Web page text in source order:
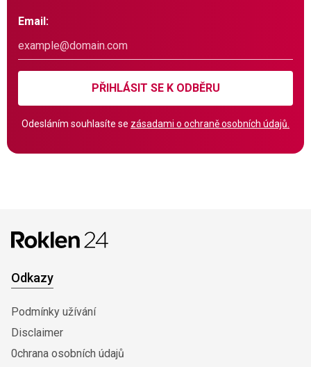
Email:
PŘIHLÁSIT SE K ODBĚRU
Odesláním souhlasíte se zásadami o ochraně osobních údajů.
Odkazy
Podmínky užívání
Disclaimer
0chrana osobních údajů